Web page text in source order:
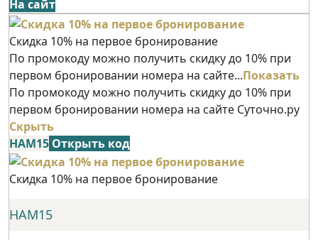
На сайт
Скидка 10% на первое бронирование
По промокоду можно получить скидку до 10% при
первом бронировании номера на сайте...Показать
По промокоду можно получить скидку до 10% при
первом бронировании номера на сайте Суточно.ру
Скрыть
НАМ15 Открыть код
Скидка 10% на первое бронирование
НАМ15